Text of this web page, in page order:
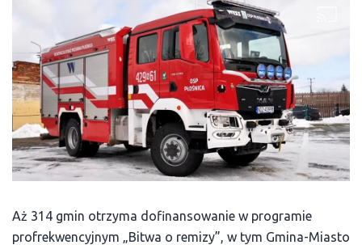
Aż 314 gmin otrzyma dofinansowanie w programie
profrekwencyjnym „Bitwa o remizy”, w tym Gmina-Miasto